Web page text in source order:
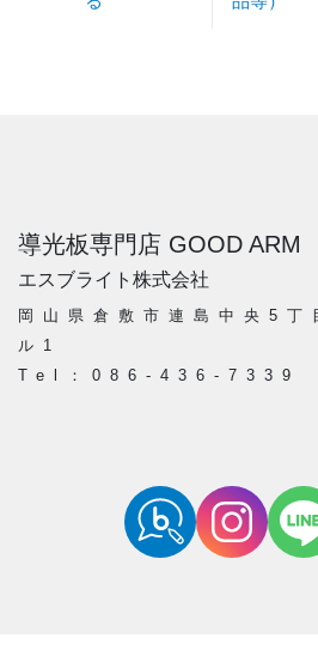
導光板専門店 GOOD ARM
エスブライト株式会社
岡山県倉敷市連島中央5
ル1
Tel：086-436-7339